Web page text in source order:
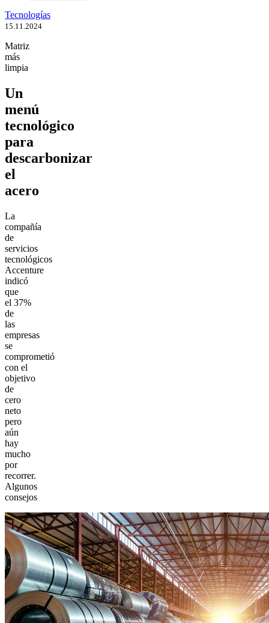
Tecnologías
15.11.2024
Matriz
más
limpia
Un
menú
tecnológico
para
descarbonizar
el
acero
La
compañía
de
servicios
tecnológicos
Accenture
indicó
que
el 37%
de
las
empresas
se
comprometió
con el
objetivo
de
cero
neto
pero
aún
hay
mucho
por
recorrer.
Algunos
consejos